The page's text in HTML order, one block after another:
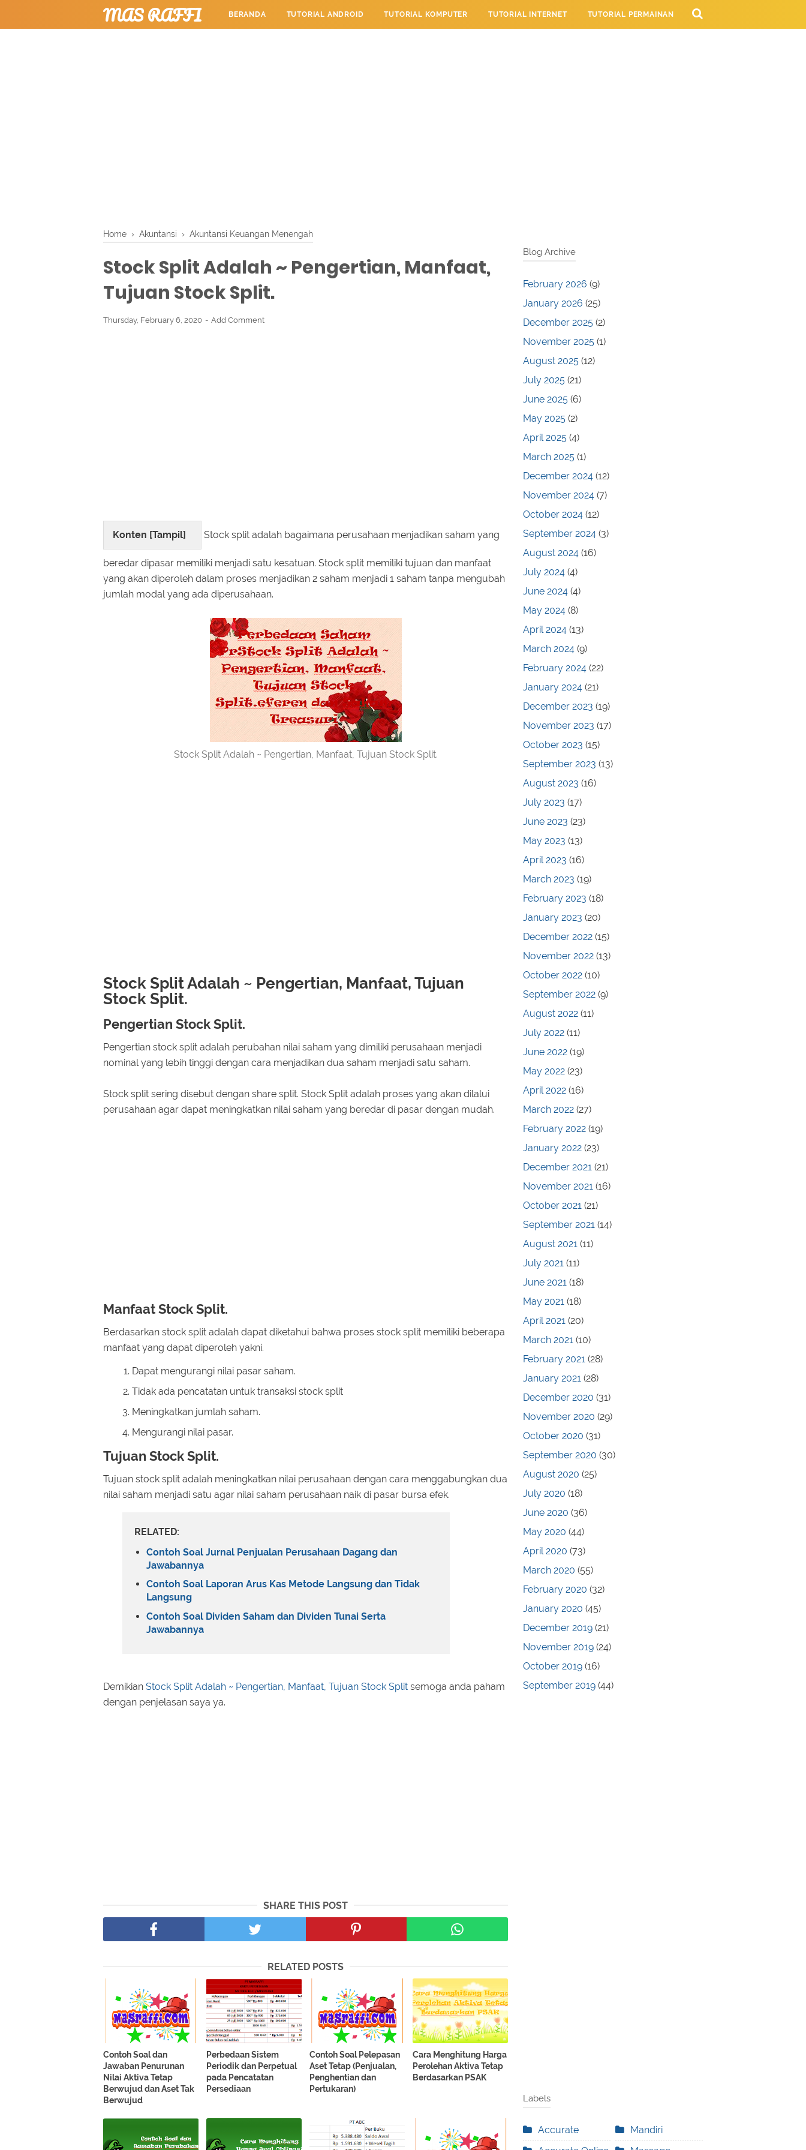
MAS RAFFI BERANDA TUTORIAL ANDROID TUTORIAL KOMPUTER TUTORIAL INTERNET TUTORIAL PERMAINAN
Home › Akuntansi › Akuntansi Keuangan Menengah
Stock Split Adalah ~ Pengertian, Manfaat,
Tujuan Stock Split.
Thursday, February 6, 2020 Add Comment
Konten [Tampil] Stock split adalah bagaimana perusahaan menjadikan saham yang
beredar dipasar memiliki menjadi satu kesatuan. Stock split memiliki tujuan dan manfaat
yang akan diperoleh dalam proses menjadikan 2 saham menjadi 1 saham tanpa mengubah
jumlah modal yang ada diperusahaan.
Stock Split Adalah ~ Pengertian, Manfaat, Tujuan Stock Split.
Stock Split Adalah ~ Pengertian, Manfaat, Tujuan
Stock Split.
Pengertian Stock Split.
Pengertian stock split adalah perubahan nilai saham yang dimiliki perusahaan menjadi
nominal yang lebih tinggi dengan cara menjadikan dua saham menjadi satu saham.
Stock split sering disebut dengan share split. Stock Split adalah proses yang akan dilalui
perusahaan agar dapat meningkatkan nilai saham yang beredar di pasar dengan mudah.
Manfaat Stock Split.
Berdasarkan stock split adalah dapat diketahui bahwa proses stock split memiliki beberapa
manfaat yang dapat diperoleh yakni.
Dapat mengurangi nilai pasar saham.
Tidak ada pencatatan untuk transaksi stock split
Meningkatkan jumlah saham.
Mengurangi nilai pasar.
Tujuan Stock Split.
Tujuan stock split adalah meningkatkan nilai perusahaan dengan cara menggabungkan dua
nilai saham menjadi satu agar nilai saham perusahaan naik di pasar bursa efek.
RELATED:
Contoh Soal Jurnal Penjualan Perusahaan Dagang dan
Jawabannya
Contoh Soal Laporan Arus Kas Metode Langsung dan Tidak
Langsung
Contoh Soal Dividen Saham dan Dividen Tunai Serta
Jawabannya
Demikian Stock Split Adalah ~ Pengertian, Manfaat, Tujuan Stock Split semoga anda paham
dengan penjelasan saya ya.
SHARE THIS POST
RELATED POSTS
Contoh Soal dan
Jawaban Penurunan
Nilai Aktiva Tetap
Berwujud dan Aset Tak
Berwujud
Perbedaan Sistem
Periodik dan Perpetual
pada Pencatatan
Persediaan
Contoh Soal Pelepasan
Aset Tetap (Penjualan,
Penghentian dan
Pertukaran)
Cara Menghitung Harga
Perolehan Aktiva Tetap
Berdasarkan PSAK
Blog Archive
February 2026 (9)
January 2026 (25)
December 2025 (2)
November 2025 (1)
August 2025 (12)
July 2025 (21)
June 2025 (6)
May 2025 (2)
April 2025 (4)
March 2025 (1)
December 2024 (12)
November 2024 (7)
October 2024 (12)
September 2024 (3)
August 2024 (16)
July 2024 (4)
June 2024 (4)
May 2024 (8)
April 2024 (13)
March 2024 (9)
February 2024 (22)
January 2024 (21)
December 2023 (19)
November 2023 (17)
October 2023 (15)
September 2023 (13)
August 2023 (16)
July 2023 (17)
June 2023 (23)
May 2023 (13)
April 2023 (16)
March 2023 (19)
February 2023 (18)
January 2023 (20)
December 2022 (15)
November 2022 (13)
October 2022 (10)
September 2022 (9)
August 2022 (11)
July 2022 (11)
June 2022 (19)
May 2022 (23)
April 2022 (16)
March 2022 (27)
February 2022 (19)
January 2022 (23)
December 2021 (21)
November 2021 (16)
October 2021 (21)
September 2021 (14)
August 2021 (11)
July 2021 (11)
June 2021 (18)
May 2021 (18)
April 2021 (20)
March 2021 (10)
February 2021 (28)
January 2021 (28)
December 2020 (31)
November 2020 (29)
October 2020 (31)
September 2020 (30)
August 2020 (25)
July 2020 (18)
June 2020 (36)
May 2020 (44)
April 2020 (73)
March 2020 (55)
February 2020 (32)
January 2020 (45)
December 2019 (21)
November 2019 (24)
October 2019 (16)
September 2019 (44)
Labels
Accurate
Mandiri